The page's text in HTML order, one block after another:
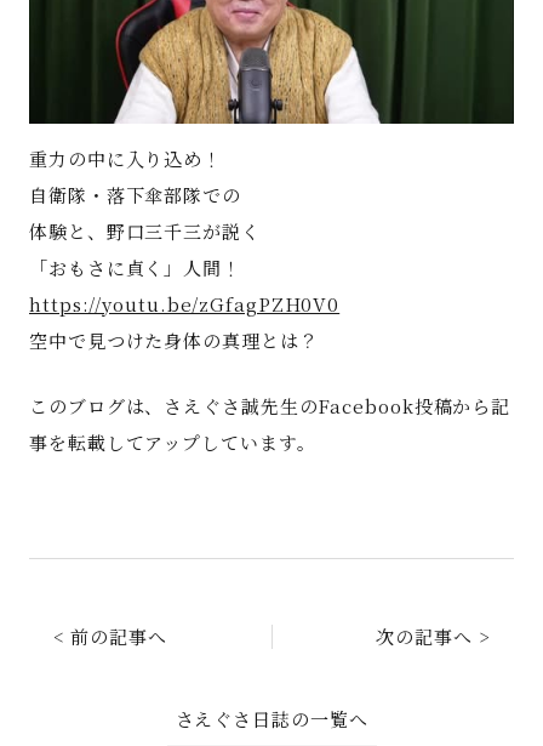
お知らせ
特定商取引法に基づく表記
重力の中に入り込め！
自衛隊・落下傘部隊での
体験と、野口三千三が説く
「おもさに貞く」人間！
https://youtu.be/zGfagPZH0V0
空中で見つけた身体の真理とは？
このブログは、さえぐさ誠先生のFacebook投稿から記
事を転載してアップしています。
< 前の記事へ 次の記事へ >
さえぐさ日誌の一覧へ